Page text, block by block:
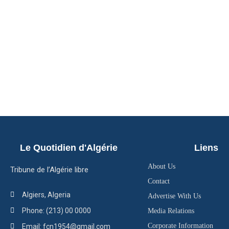
Le Quotidien d'Algérie
Tribune de l’Algérie libre
Algiers, Algeria
Phone: (213) 00 0000
Email: fcn1954@gmail.com
Liens
About Us
Contact
Advertise With Us
Media Relations
Corporate Information